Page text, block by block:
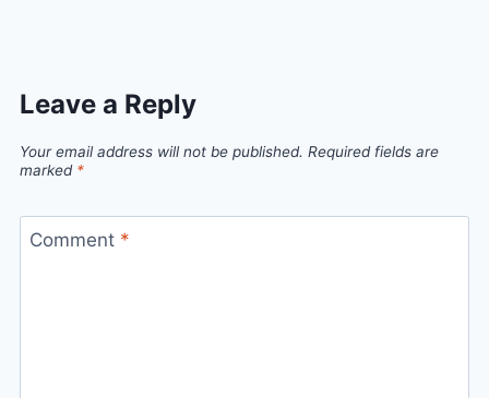
Leave a Reply
Your email address will not be published. Required fields are
marked *
Comment *